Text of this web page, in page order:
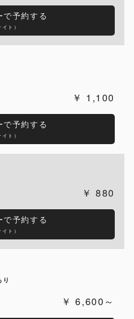
で予約する
イト）
1,100
で予約する
イト）
880
で予約する
イト）
6,600～